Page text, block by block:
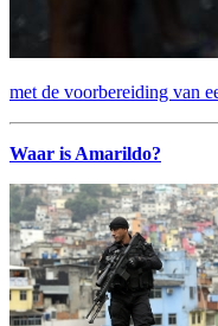
met de voorbereiding van
Waar is Amarildo?